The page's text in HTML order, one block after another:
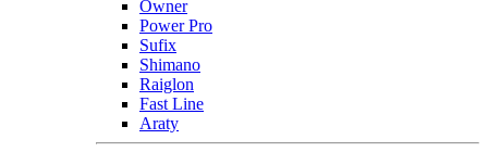
Owner
Power Pro
Sufix
Shimano
Raiglon
Fast Line
Araty